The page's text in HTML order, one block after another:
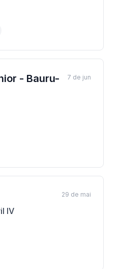
- Bauru-
7 de jun
IV
29 de mai